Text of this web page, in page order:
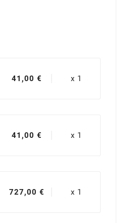
41,00 € x 1
41,00 € x 1
727,00 € x 1